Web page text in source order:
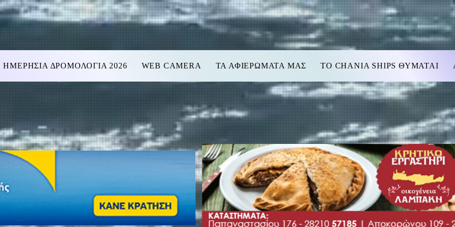
ΗΜΕΡΗΣΙΑ ΔΡΟΜΟΛΟΓΙΑ 2026 WEB CAMERA ΤΑ ΑΦΙΕΡΩΜΑΤΑ ΜΑΣ TO CHANIA SHIPS ΘΥΜΑΤΑΙ